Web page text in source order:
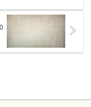
ん #日本保守党